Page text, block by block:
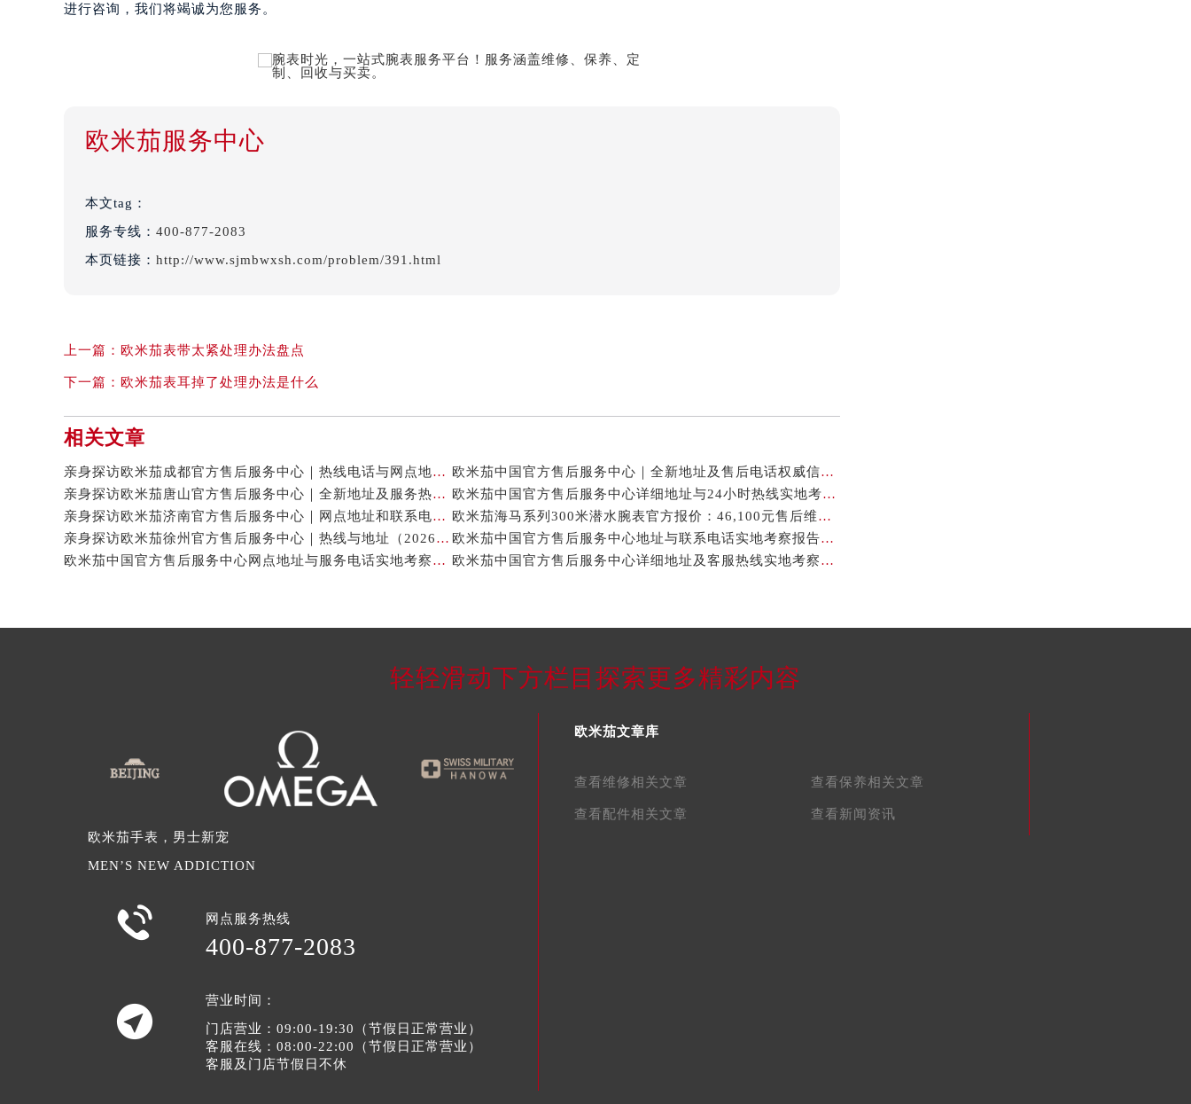
进行咨询，我们将竭诚为您服务。
欧米茄服务中心
本文tag：
服务专线： 400-877-2083
本页链接： http://www.sjmbwxsh.com/problem/391.html
上一篇： 欧米茄表带太紧处理办法盘点
下一篇： 欧米茄表耳掉了处理办法是什么
相关文章
亲身探访欧米茄成都官方售后服务中心｜热线电话与网点地址（2026年7月最新）
欧米茄中国官方售后服务中心｜全新地址及售后电话权威信息通告（2026年7月最新）
亲身探访欧米茄唐山官方售后服务中心｜全新地址及服务热线（2026年7月最新）
欧米茄中国官方售后服务中心详细地址与24小时热线实地考察报告多信源验证（2026年7月最新）
亲身探访欧米茄济南官方售后服务中心｜网点地址和联系电话（2026年7月最新）
欧米茄海马系列300米潜水腕表官方报价：46,100元售后维修服务权威公示（2026年7月最新）
亲身探访欧米茄徐州官方售后服务中心｜热线与地址（2026年7月最新）
欧米茄中国官方售后服务中心地址与联系电话实地考察报告_多信源验证（2026年7月最新）
欧米茄中国官方售后服务中心网点地址与服务电话实地考察报告_多信源验证（2026年7月最新）
欧米茄中国官方售后服务中心详细地址及客服热线实地考察报告_多信源验证（2026年7月最新）
轻轻滑动下方栏目探索更多精彩内容
欧米茄手表，男士新宠
MEN’S NEW ADDICTION
 网点服务热线
400-877-2083

营业时间：
门店营业：09:00-19:30（节假日正常营业）
客服在线：08:00-22:00（节假日正常营业）
客服及门店节假日不休
欧米茄文章库
查看维修相关文章 查看保养相关文章
查看配件相关文章 查看新闻资讯